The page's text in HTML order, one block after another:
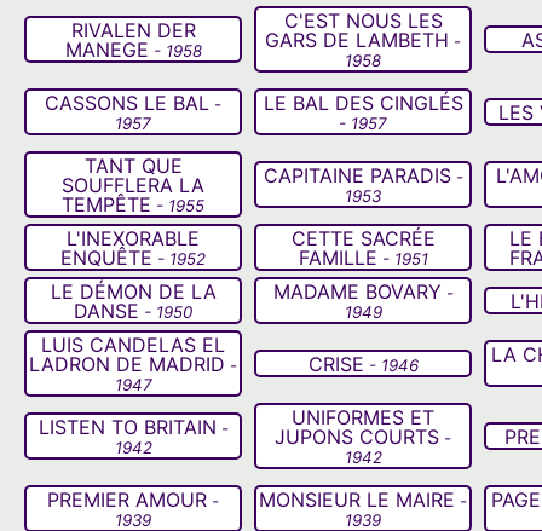
RIVALEN DER
MANEGE - 1958
C'EST NOUS LES
GARS DE LAMBETH -
1958
CASSONS LE BAL -
1957
LE BAL DES CINGLÉS
- 1957 LES
TANT QUE
SOUFFLERA LA
TEMPÊTE - 1955
CAPITAINE PARADIS-
1953
L'INEXORABLE
ENQUÊTE - 1952
CETTE SACRÉE
FAMILLE - 1951
LE
LE DÉMON DE LA
DANSE - 1950
MADAME BOVARY -
1949
LUIS CANDELAS EL
LADRON DE MADRID -
1947
CRISE - 1946 LA
LISTEN TO BRITAIN -
1942
UNIFORMES ET
JUPONS COURTS -
1942
PREMIER AMOUR -
1939
MONSIEUR LE MAIRE -
1939